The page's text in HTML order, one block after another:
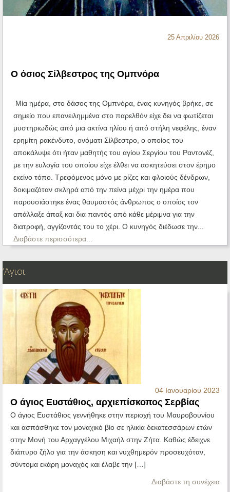
Ηχητικά
25 Απριλίου 2026
Ο όσιος Σίλβεστρος της Ομπνόρα
Μία ημέρα, στο δάσος της Ομπνόρα, ένας κυνηγός βρήκε, σε
σημείο που επανειλημμένα στο παρελθόν είχε δει να φωτίζεται
μυστηριωδώς από μια ακτίνα ηλίου ή από στήλη νεφέλης, έναν
ερημίτη ρακένδυτο, ονόματι Σίλβεστρο, ο οποίος του
αποκάλυψε ότι ήταν μαθητής του αγίου Σεργίου του Ραντονέζ,
με την ευλογία του οποίου είχε έλθει να ασκητεύσει στον έρημο
εκείνο τόπο. Τρεφόμενος μόνο με ρίζες και φλοιούς δένδρων,
δοκιμαζόταν σκληρά από την πείνα μέχρι την ημέρα που
παρουσιάστηκε ένας θαυμαστός άνθρωπος ο οποίος τον
απάλλαξε άπαξ και δια παντός από κάθε μέριμνα για την
διατροφή, αγγίζοντάς του το χέρι. Ο κυνηγός διέδωσε την...
Διαβάστε περισσότερα...
‘Αγιοι
04 Ιανουαρίου 2023
Ο άγιος Ευστάθιος, αρχιεπίσκοπος Σερβίας
Ο άγιος Ευστάθιος γεννήθηκε στην περιοχή του Μαυροβουνίου
και ασπάσθηκε τον μοναχικό βίο σε ηλικία δεκατεσσάρων ετών
στην Μονή του Αρχαγγέλου Μιχαήλ στην Ζήτα. Καθώς έδειχνε
διάπυρο ζήλο για την άσκηση και νυχθημερόν προσευχόταν,
σύντομα εκάρη μοναχός και έλαβε την […]
Διαβάστε τη συνέχεια